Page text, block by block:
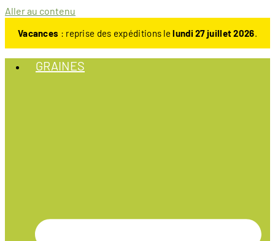
Aller au contenu
Vacances : reprise des expéditions lelundi 27 juillet 2026.
GRAINES